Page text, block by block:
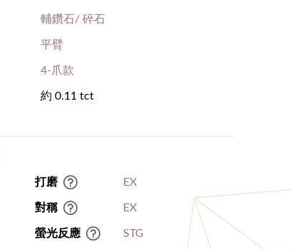
輔鑽石/ 碎石
平臂
4-爪款
約 0.11 tct
打磨 EX
對稱 EX
螢光反應 STG